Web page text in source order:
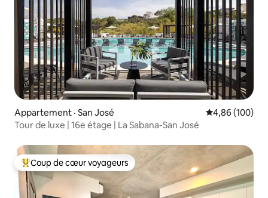
Appartement · San José Note
4,86 (100)
Tour de luxe | 16e étage | La Sabana-San José
Coup de cœur voyageurs parmi les plus aimés
Coup de cœur voyageurs